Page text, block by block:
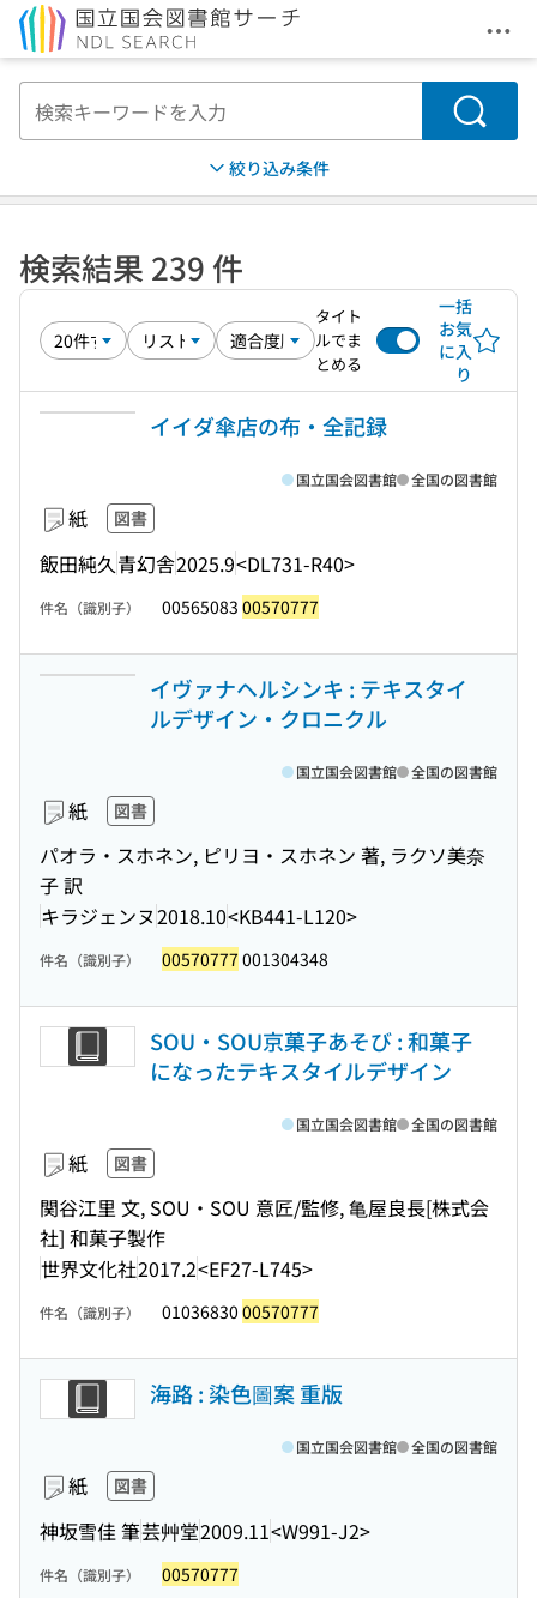
メ
検索
絞り込み条件
検索結果 239 件
タイト
ルでま
とめる
一括
お気
に入
り
イイダ傘店の布・全記録
紙 図書
飯田純久 青幻舎2025.9<DL731-R40>
国立国会図書館 全国の図書館
件名（識別子） 00565083 00570777
イヴァナヘルシンキ : テキスタイ
ルデザイン・クロニクル
紙 図書
パオラ・スホネン, ピリヨ・スホネン 著, ラクソ美奈
子 訳
キラジェンヌ2018.10<KB441-L120>
国立国会図書館 全国の図書館
件名（識別子） 00570777 001304348
SOU・SOU京菓子あそび : 和菓子
になったテキスタイルデザイン
紙 図書
関谷江里 文, SOU・SOU 意匠/監修, 亀屋良長[株式会
社] 和菓子製作
世界文化社2017.2<EF27-L745>
国立国会図書館 全国の図書館
件名（識別子） 01036830 00570777
海路 : 染色圖案 重版
紙 図書
神坂雪佳 筆芸艸堂2009.11<W991-J2>
国立国会図書館 全国の図書館
件名（識別子） 00570777